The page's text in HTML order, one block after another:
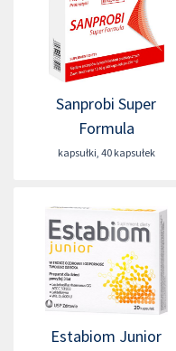
Sanprobi Super
Formula
kapsułki, 40 kapsułek
Estabiom Junior